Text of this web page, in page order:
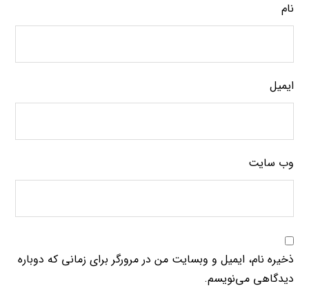
نام
ایمیل
وب‌ سایت
ذخیره نام، ایمیل و وبسایت من در مرورگر برای زمانی که دوباره
دیدگاهی می‌نویسم.